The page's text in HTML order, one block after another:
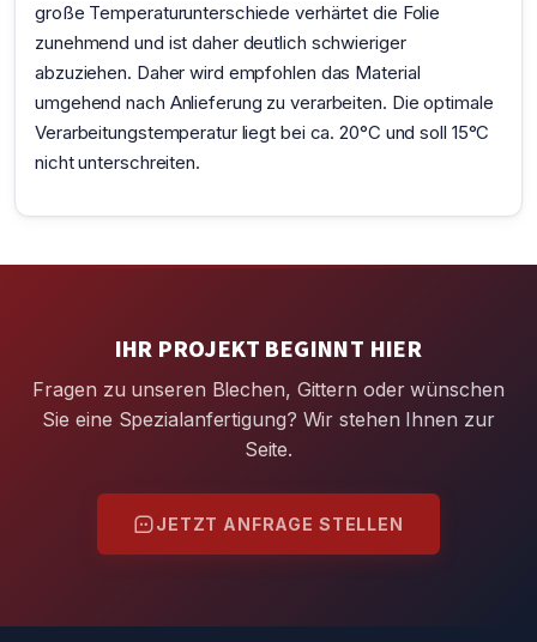
große Temperaturunterschiede verhärtet die Folie
zunehmend und ist daher deutlich schwieriger
abzuziehen. Daher wird empfohlen das Material
umgehend nach Anlieferung zu verarbeiten. Die optimale
Verarbeitungstemperatur liegt bei ca. 20°C und soll 15°C
nicht unterschreiten.
IHR PROJEKT BEGINNT HIER
Fragen zu unseren Blechen, Gittern oder wünschen
Sie eine Spezialanfertigung? Wir stehen Ihnen zur
Seite.
JETZT ANFRAGE STELLEN